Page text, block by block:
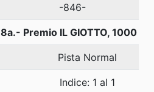
-846-
8a.- Premio IL GIOTTO, 1000
Pista Normal
Indice: 1 al 1